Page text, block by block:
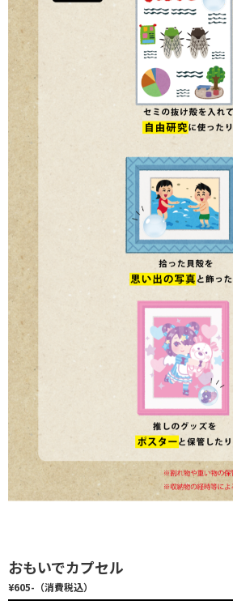
おもいでカプセル
¥605-（消費税込）